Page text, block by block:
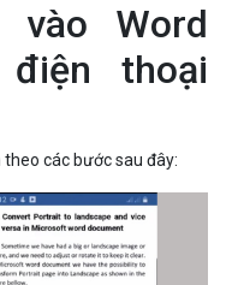
vào Word
thoại
các bước sau đây: